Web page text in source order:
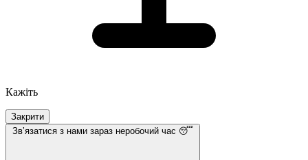
Кажіть
Закрити
Звʼязатися з нами зараз неробочий час 😴